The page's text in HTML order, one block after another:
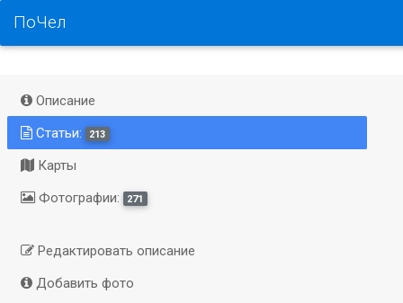
ПоЧел
Описание
Статьи:
213
Карты
Фотографии:
271
Редактировать описание
Добавить фото